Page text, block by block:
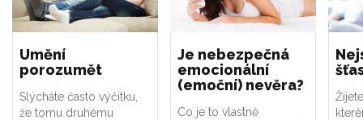
Umění
porozumět
Slýcháte často výčitku,
že tomu druhému
Je nebezpečná
emocionální
(emoční) nevěra?
Co je to vlastně